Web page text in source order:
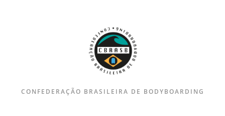
CONFEDERAÇÃO BRASILEIRA DE BODYBOARDING